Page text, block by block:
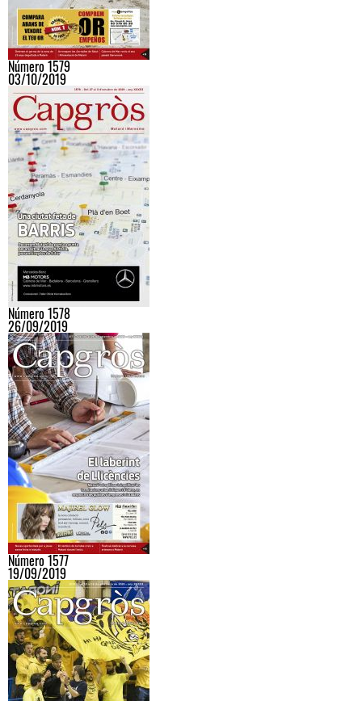
Número 1579
03/10/2019
Número 1578
26/09/2019
Número 1577
19/09/2019